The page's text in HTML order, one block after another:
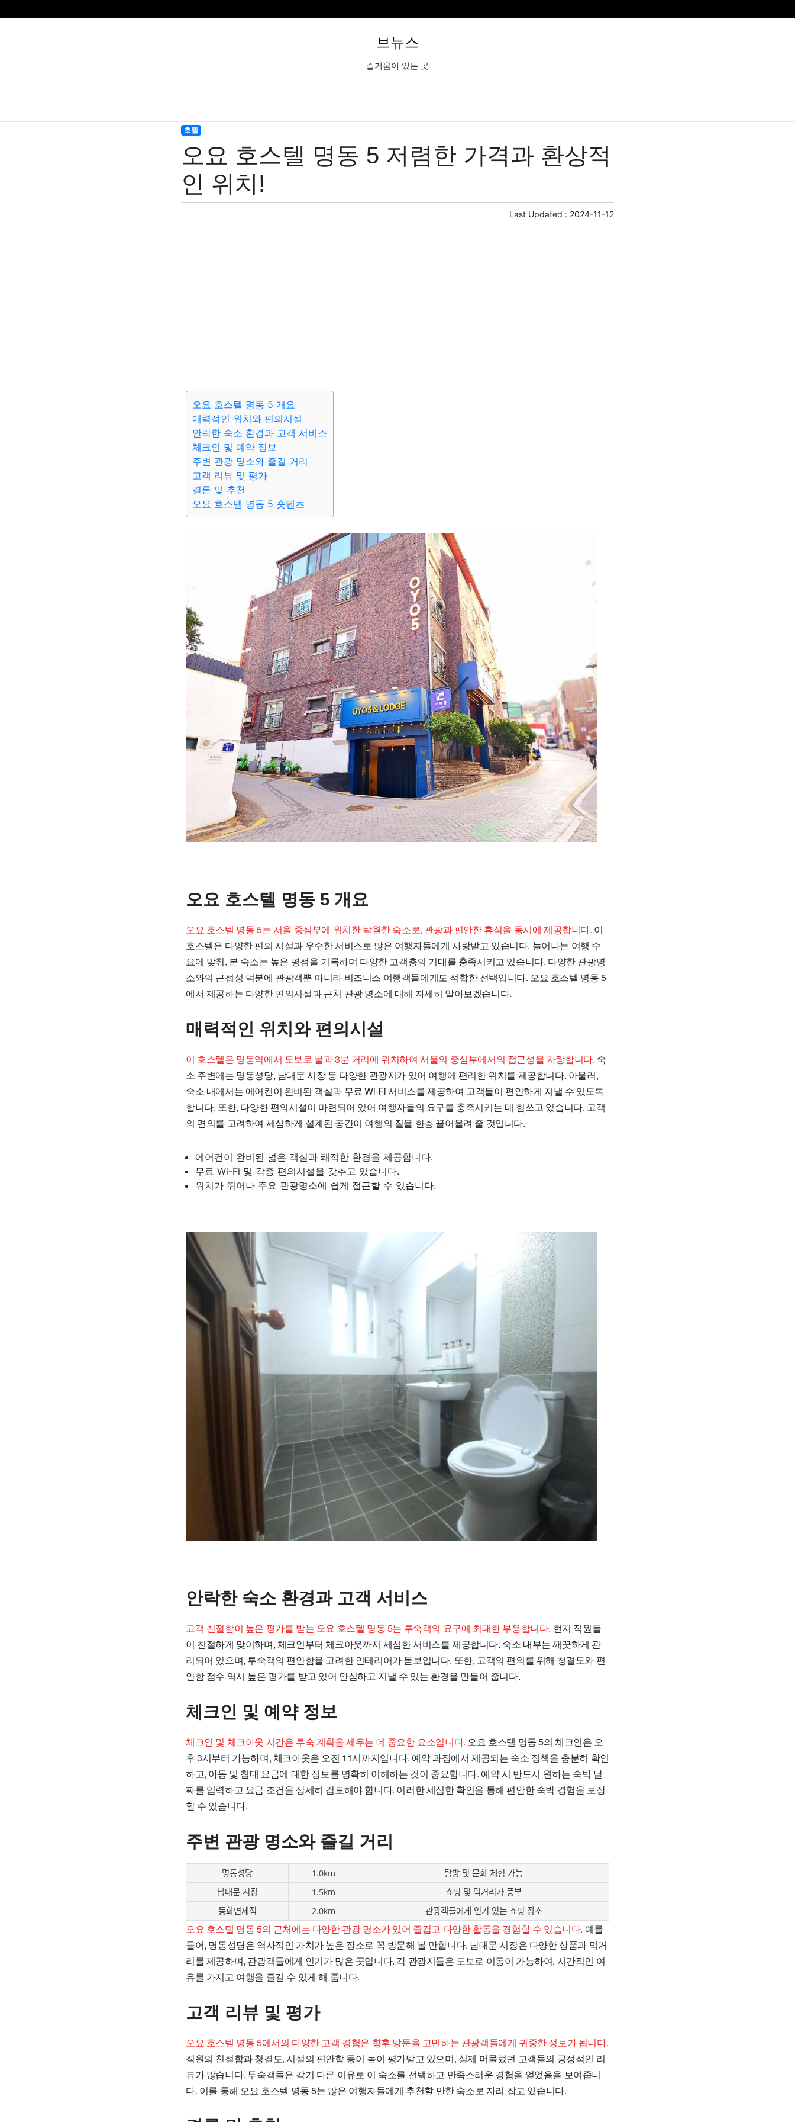
브뉴스
즐거움이 있는 곳
호텔
오요 호스텔 명동 5 저렴한 가격과 환상적
인 위치!
Last Updated : 2024-11-12
오요 호스텔 명동 5 개요
매력적인 위치와 편의시설
안락한 숙소 환경과 고객 서비스
체크인 및 예약 정보
주변 관광 명소와 즐길 거리
고객 리뷰 및 평가
결론 및 추천
오요 호스텔 명동 5 숏텐츠
오요 호스텔 명동 5 개요
오요 호스텔 명동 5는 서울 중심부에 위치한 탁월한 숙소로, 관광과 편안한 휴식을 동시에 제공합니다. 이
호스텔은 다양한 편의 시설과 우수한 서비스로 많은 여행자들에게 사랑받고 있습니다. 늘어나는 여행 수
요에 맞춰, 본 숙소는 높은 평점을 기록하며 다양한 고객층의 기대를 충족시키고 있습니다. 다양한 관광명
소와의 근접성 덕분에 관광객뿐 아니라 비즈니스 여행객들에게도 적합한 선택입니다. 오요 호스텔 명동 5
에서 제공하는 다양한 편의시설과 근처 관광 명소에 대해 자세히 알아보겠습니다.
매력적인 위치와 편의시설
이 호스텔은 명동역에서 도보로 불과 3분 거리에 위치하여 서울의 중심부에서의 접근성을 자랑합니다. 숙
소 주변에는 명동성당, 남대문 시장 등 다양한 관광지가 있어 여행에 편리한 위치를 제공합니다. 아울러,
숙소 내에서는 에어컨이 완비된 객실과 무료 Wi-Fi 서비스를 제공하여 고객들이 편안하게 지낼 수 있도록
합니다. 또한, 다양한 편의시설이 마련되어 있어 여행자들의 요구를 충족시키는 데 힘쓰고 있습니다. 고객
의 편의를 고려하여 세심하게 설계된 공간이 여행의 질을 한층 끌어올려 줄 것입니다.
에어컨이 완비된 넓은 객실과 쾌적한 환경을 제공합니다.
무료 Wi-Fi 및 각종 편의시설을 갖추고 있습니다.
위치가 뛰어나 주요 관광명소에 쉽게 접근할 수 있습니다.
안락한 숙소 환경과 고객 서비스
고객 친절함이 높은 평가를 받는 오요 호스텔 명동 5는 투숙객의 요구에 최대한 부응합니다. 현지 직원들
이 친절하게 맞이하며, 체크인부터 체크아웃까지 세심한 서비스를 제공합니다. 숙소 내부는 깨끗하게 관
리되어 있으며, 투숙객의 편안함을 고려한 인테리어가 돋보입니다. 또한, 고객의 편의를 위해 청결도와 편
안함 점수 역시 높은 평가를 받고 있어 안심하고 지낼 수 있는 환경을 만들어 줍니다.
체크인 및 예약 정보
체크인 및 체크아웃 시간은 투숙 계획을 세우는 데 중요한 요소입니다. 오요 호스텔 명동 5의 체크인은 오
후 3시부터 가능하며, 체크아웃은 오전 11시까지입니다. 예약 과정에서 제공되는 숙소 정책을 충분히 확인
하고, 아동 및 침대 요금에 대한 정보를 명확히 이해하는 것이 중요합니다. 예약 시 반드시 원하는 숙박 날
짜를 입력하고 요금 조건을 상세히 검토해야 합니다. 이러한 세심한 확인을 통해 편안한 숙박 경험을 보장
할 수 있습니다.
주변 관광 명소와 즐길 거리
명동성당 1.0km
탐방 및 문화 체험 가능
남대문 시장
1.5km
쇼핑 및 먹거리가 풍부
동화면세점
2.0km 관광객들에게 인기 있는 쇼핑 장소
오요 호스텔 명동 5의 근처에는 다양한 관광 명소가 있어 즐겁고 다양한 활동을 경험할 수 있습니다. 예를
들어, 명동성당은 역사적인 가치가 높은 장소로 꼭 방문해 볼 만합니다. 남대문 시장은 다양한 상품과 먹거
리를 제공하며, 관광객들에게 인기가 많은 곳입니다. 각 관광지들은 도보로 이동이 가능하여, 시간적인 여
유를 가지고 여행을 즐길 수 있게 해 줍니다.
고객 리뷰 및 평가
오요 호스텔 명동 5에서의 다양한 고객 경험은 향후 방문을 고민하는 관광객들에게 귀중한 정보가 됩니다.
직원의 친절함과 청결도, 시설의 편안함 등이 높이 평가받고 있으며, 실제 머물렀던 고객들의 긍정적인 리
뷰가 많습니다. 투숙객들은 각기 다른 이유로 이 숙소를 선택하고 만족스러운 경험을 얻었음을 보여줍니
다. 이를 통해 오요 호스텔 명동 5는 많은 여행자들에게 추천할 만한 숙소로 자리 잡고 있습니다.